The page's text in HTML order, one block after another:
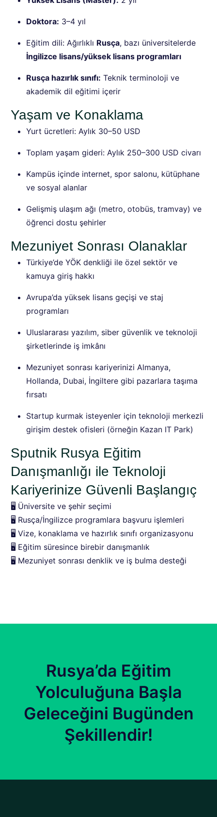
Doktora: 3–4 yıl
Eğitim dili: Ağırlıklı Rusça, bazı üniversitelerde
İngilizce lisans/yüksek lisans programları
Rusça hazırlık sınıfı: Teknik terminoloji ve
akademik dil eğitimi içerir
Yaşam ve Konaklama
Yurt ücretleri: Aylık 30–50 USD
Toplam yaşam gideri: Aylık 250–300 USD civarı
Kampüs içinde internet, spor salonu, kütüphane
ve sosyal alanlar
Gelişmiş ulaşım ağı (metro, otobüs, tramvay) ve
öğrenci dostu şehirler
Mezuniyet Sonrası Olanaklar
Türkiye’de YÖK denkliği ile özel sektör ve
kamuya giriş hakkı
Avrupa’da yüksek lisans geçişi ve staj
programları
Uluslararası yazılım, siber güvenlik ve teknoloji
şirketlerinde iş imkânı
Mezuniyet sonrası kariyerinizi Almanya,
Hollanda, Dubai, İngiltere gibi pazarlara taşıma
fırsatı
Startup kurmak isteyenler için teknoloji merkezli
girişim destek ofisleri (örneğin Kazan IT Park)
Sputnik Rusya Eğitim
Danışmanlığı ile Teknoloji
Kariyerinize Güvenli Başlangıç
🖥️ Üniversite ve şehir seçimi
🖥️ Rusça/İngilizce programlara başvuru işlemleri
🖥️ Vize, konaklama ve hazırlık sınıfı organizasyonu
🖥️ Eğitim süresince birebir danışmanlık
🖥️ Mezuniyet sonrası denklik ve iş bulma desteği
Rusya’da Eğitim
Yolculuğuna Başla
Geleceğini Bugünden
Şekillendir!